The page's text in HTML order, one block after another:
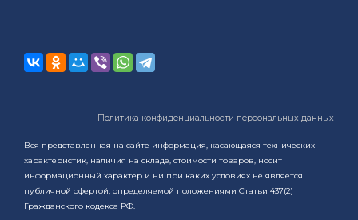
Политика конфиденциальности персональных данных
Вся представленная на сайте информация, касающаяся технических
характеристик, наличия на складе, стоимости товаров, носит
информационный характер и ни при каких условиях не является
публичной офертой, определяемой положениями Статьи 437(2)
Гражданского кодекса РФ.